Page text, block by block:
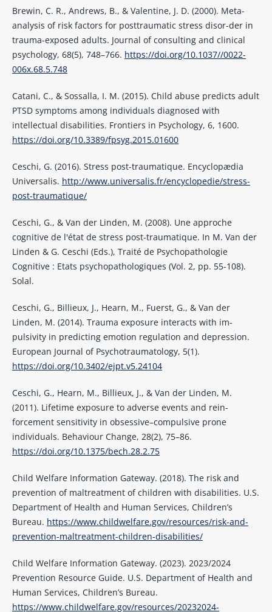
Brewin, C. R., Andrews, B., & Valentine, J. D. (2000). Meta-
analysis of risk factors for posttraumatic stress disor-der in
trauma-exposed adults. Journal of consulting and clinical
psychology, 68(5), 748–766. https://doi.org/10.1037//0022-
006x.68.5.748
Catani, C., & Sossalla, I. M. (2015). Child abuse predicts adult
PTSD symptoms among individuals diagnosed with
intellectual disabilities. Frontiers in Psychology, 6, 1600.
https://doi.org/10.3389/fpsyg.2015.01600
Ceschi, G. (2016). Stress post-traumatique. Encyclopædia
Universalis. http://www.universalis.fr/encyclopedie/stress-
post-traumatique/
Ceschi, G., & Van der Linden, M. (2008). Une approche
cognitive de l'état de stress post-traumatique. In M. Van der
Linden & G. Ceschi (Eds.), Traité de Psychopathologie
Cognitive : Etats psychopathologiques (Vol. 2, pp. 55-108).
Solal.
Ceschi, G., Billieux, J., Hearn, M., Fuerst, G., & Van der
Linden, M. (2014). Trauma exposure interacts with im-
pulsivity in predicting emotion regulation and depression.
European Journal of Psychotraumatology, 5(1).
https://doi.org/10.3402/ejpt.v5.24104
Ceschi, G., Hearn, M., Billieux, J., & Van der Linden, M.
(2011). Lifetime exposure to adverse events and rein-
forcement sensitivity in obsessive–compulsive prone
individuals. Behaviour Change, 28(2), 75–86.
https://doi.org/10.1375/bech.28.2.75
Child Welfare Information Gateway. (2018). The risk and
prevention of maltreatment of children with disabilities. U.S.
Department of Health and Human Services, Children’s
Bureau. https://www.childwelfare.gov/resources/risk-and-
prevention-maltreatment-children-disabilities/
Child Welfare Information Gateway. (2023). 2023/2024
Prevention Resource Guide. U.S. Department of Health and
Human Services, Children’s Bureau.
https://www.childwelfare.gov/resources/20232024-